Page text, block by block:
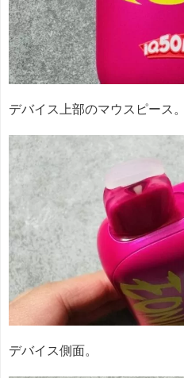
デバイス上部のマウスピース。
デバイス側面。